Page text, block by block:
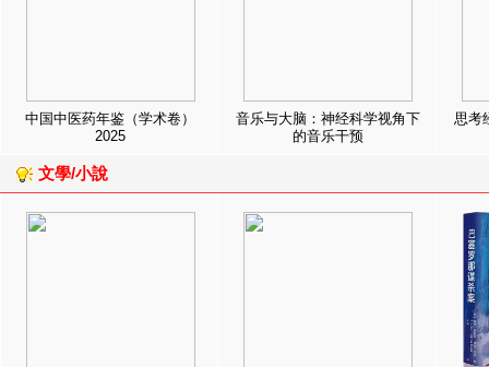
中国中医药年鉴（学术卷）
2025
音乐与大脑：神经科学视角下
的音乐干预
思考
文學/小說